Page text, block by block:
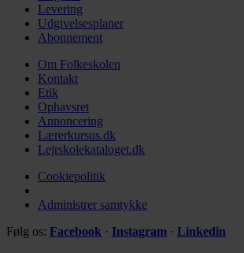
Levering
Udgivelsesplaner
Abonnement
Om Folkeskolen
Kontakt
Etik
Ophavsret
Annoncering
Lærerkursus.dk
Lejrskolekataloget.dk
Cookiepolitik
Administrer samtykke
Følg os: Facebook · Instagram · Linkedin